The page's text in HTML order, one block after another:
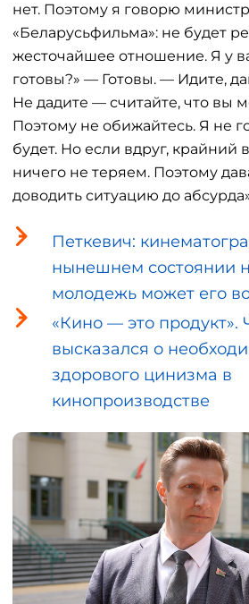
нет. Поэтому я говорю
«Беларусьфильма»: не будет
жесточайшее отношение. Я у
готовы?» — Готовы. — Идите,
Не дадите — считайте, что вы
Поэтому не обижайтесь. Я не
будет. Но если вдруг, крайний
ничего не теряем. Поэтому
доводить ситуацию до
Петкевич:
нынешнем состоянии
молодежь может его
«Кино — это продукт».
высказался о
здорового цинизма в
кинопроизводстве